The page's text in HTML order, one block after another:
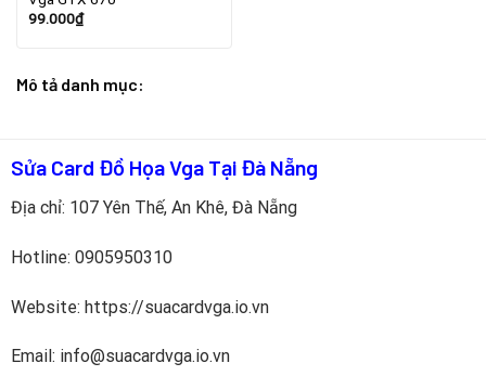
99.000₫
Mô tả danh mục:
Sửa Card Đồ Họa Vga Tại Đà Nẵng
Địa chỉ: 107 Yên Thế, An Khê, Đà Nẵng
Hotline: 0905950310
Website: https://suacardvga.io.vn
Email: info@suacardvga.io.vn